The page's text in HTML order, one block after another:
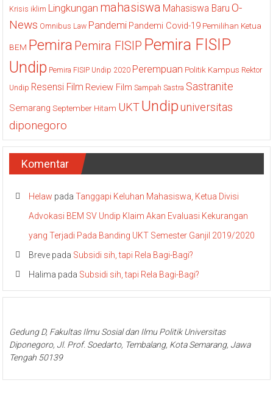
Krisis iklim Lingkungan mahasiswa Mahasiswa Baru O-
News Omnibus Law Pandemi Pandemi Covid-19 Pemilihan Ketua
BEM Pemira Pemira FISIP Pemira FISIP
Undip Pemira FISIP Undip 2020 Perempuan Politik Kampus Rektor
Undip Resensi Film Review Film Sampah Sastra Sastranite
Semarang September Hitam UKTUndipuniversitas
diponegoro
Komentar
Helaw padaTanggapi Keluhan Mahasiswa, Ketua Divisi
Advokasi BEM SV Undip Klaim Akan Evaluasi Kekurangan
yang Terjadi Pada Banding UKT Semester Ganjil 2019/2020
Breve pada Subsidi sih, tapi Rela Bagi-Bagi?
Halima pada Subsidi sih, tapi Rela Bagi-Bagi?
Gedung D, Fakultas Ilmu Sosial dan Ilmu Politik Universitas
Diponegoro, Jl. Prof. Soedarto, Tembalang, Kota Semarang, Jawa
Tengah 50139